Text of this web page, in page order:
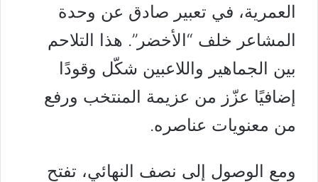
العمرية، في تعبير صادق عن وحدة
المشاعر خلف “الأخضر”. هذا التلاحم
بين الجماهير واللاعبين شكّل وقودًا
إضافيًا عزّز من عزيمة المنتخب ورفع
من معنويات عناصره.
ومع الوصول إلى نصف النهائي، تفتح